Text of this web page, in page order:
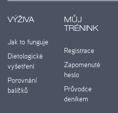
VÝŽIVA
Jak to funguje
Dietologické
vyšetření
Porovnání
balíčků
MŮJ
TRÉNINK
Registrace
Zapomenuté
heslo
Průvodce
deníkem